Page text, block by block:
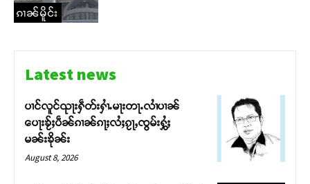
ၵၢၼ်မိူင်း
Latest news
ပၢင်လူင်ၺႃးႁဵတ်းႁၢႆႉမႃးတႃႉလၢႆပၢၼ် ​​
ပေႃးၶႂ်ႈပဵၼ်ၵၢၼ်ၵႃႈလႆႈၵႂႃႇၸွမ်းႁွႆႈ
မၼ်းၶိုၼ်း
August 8, 2026